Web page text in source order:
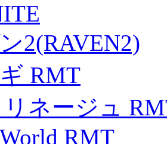
2(RAVEN2)
RMT
ネージュ
RMT